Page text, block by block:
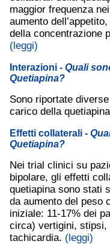
maggior frequenza
aumento
della concentrazione
(leggi)
Interazioni - Quali
Quetiapina?
Sono riportate
carico della
Effetti collaterali -
Quetiapina?
Nei trial clinici su
bipolare, gli effetti
quetiapina sono stati
da aumento del peso
iniziale: 11-17% dei
circa) vertigini, stipsi,
tachicardia. (leggi)